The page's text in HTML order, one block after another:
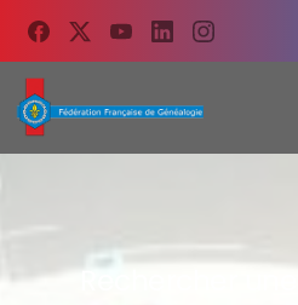
principal
Rechercher